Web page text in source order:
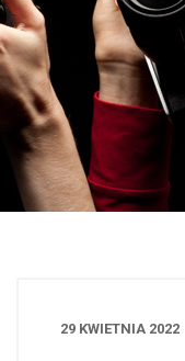
29 KWIETNIA 2022